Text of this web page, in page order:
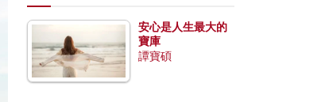
安心是人生最大的
寶庫
譚寶碩